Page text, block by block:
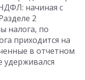
начиная с
2
налога, по
приходится на
в отчетном